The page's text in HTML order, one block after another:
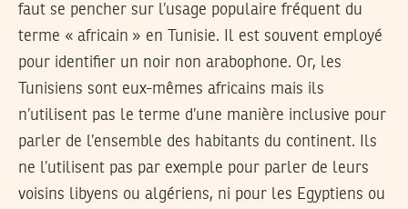
faut se pencher sur l’usage populaire fréquent du
terme « africain » en Tunisie. Il est souvent employé
pour identifier un noir non arabophone. Or, les
Tunisiens sont eux-mêmes africains mais ils
n’utilisent pas le terme d’une manière inclusive pour
parler de l’ensemble des habitants du continent. Ils
ne l’utilisent pas par exemple pour parler de leurs
voisins libyens ou algériens, ni pour les Egyptiens ou